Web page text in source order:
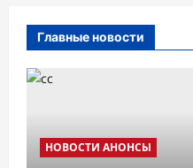
Главные новости
НОВОСТИ АНОНСЫ